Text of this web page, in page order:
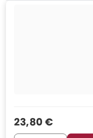
Verkaufspreis
23,80 €